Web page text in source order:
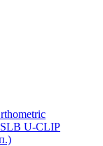
U-CLIP